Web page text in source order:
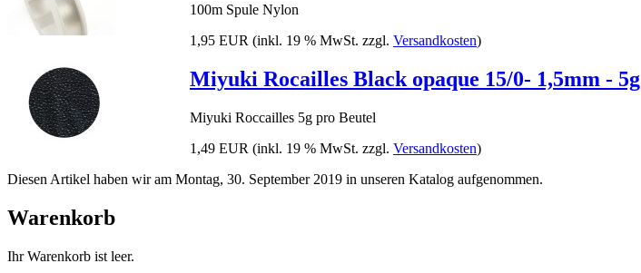
100m Spule Nylon
1,95 EUR (inkl. 19 % MwSt. zzgl. Versandkosten)
Miyuki Rocailles Black opaque 15/0- 1,5mm - 5g
Miyuki Roccailles 5g pro Beutel
1,49 EUR (inkl. 19 % MwSt. zzgl. Versandkosten)
Diesen Artikel haben wir am Montag, 30. September 2019 in unseren Katalog aufgenommen.
Warenkorb
Ihr Warenkorb ist leer.